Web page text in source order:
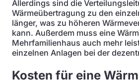
Allerdings sind die
Wärmeübertragung zu den
länger, was zu höheren
kann. Außerdem muss eine
Mehrfamilienhaus auch mehr
einzelnen Anlagen bei der
Kosten für eine